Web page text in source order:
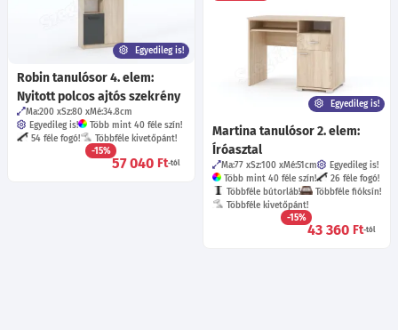
Egyedileg is!
Robin tanulósor 4. elem:
Nyitott polcos ajtós szekrény
Ma:200 Sz:80 Mé:34.8cm
Egyedileg is!
Több mint 40 féle szín!
54 féle fogó!
Többféle kivetőpánt!
-15%
57 040 Ft-tól
Egyedileg is!
Martina tanulósor 2. elem:
Íróasztal
Ma:77 Sz:100 Mé:51cm
Egyedileg is!
Több mint 40 féle szín!
26 féle fogó!
Többféle bútorláb!
Többféle fióksín!
Többféle kivetőpánt!
-15%
43 360 Ft-tól